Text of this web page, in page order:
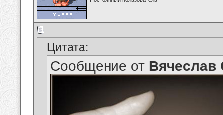
Цитата:
Сообщение от Вячеслав